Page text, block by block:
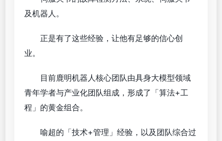
及机器人。
正是有了这些经验，让他有足够的信心创
业。
目前鹿明机器人核心团队由具身大模型领域
青年学者与产业化团队组成，形成了「算法+工
程」的黄金组合。
喻超的「技术+管理」经验，以及团队综合过